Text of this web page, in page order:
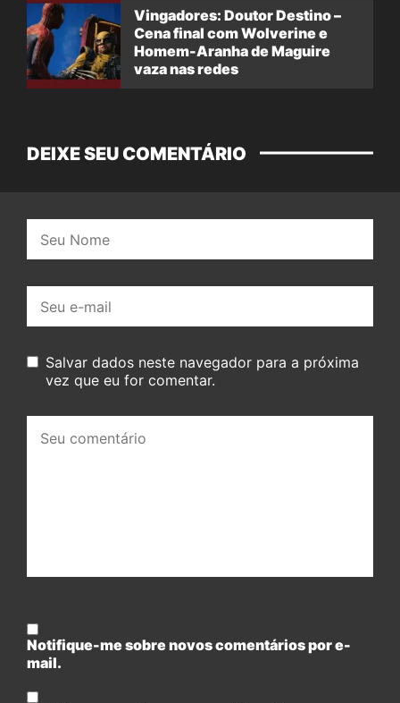
Vingadores: Doutor Destino –
Cena final com Wolverine e
Homem-Aranha de Maguire
vaza nas redes
DEIXE SEU COMENTÁRIO
mail:
Salvar dados neste navegador para a próxima
vez que eu for comentar.
comentário:
Notifique-me sobre novos comentários por e-
mail.